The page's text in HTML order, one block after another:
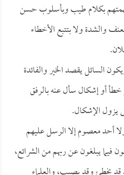
بكلام طيب وبأسلوب حسن
والشدة ولا بتتبع الأخطاء
السائل يقصد الخير والفائدة
أو إشكال سأل عنه بالرفق
يزول الإشكال.
أحد معصوم إلا الرسل عليهم
فيما يبلغون عن ربهم من الشرائع،